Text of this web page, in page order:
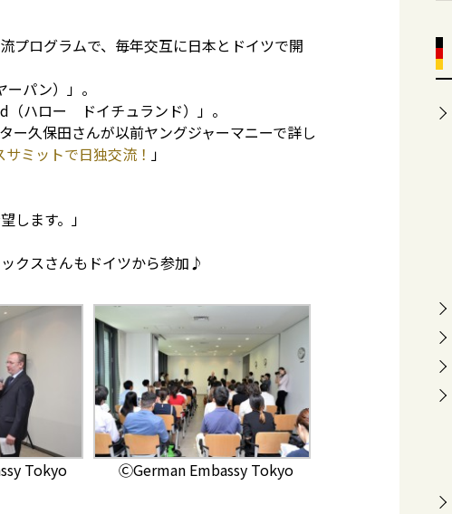
プログラムで、毎年交互に日本とドイツで開
パン）」。
ハロー ドイチュランド）」。
ー久保田さんが以前ヤングジャーマニーで詳し
サミットで日独交流！ 」
します。」
クスさんもドイツから参加♪
Tokyo ⒸGerman Embassy Tokyo